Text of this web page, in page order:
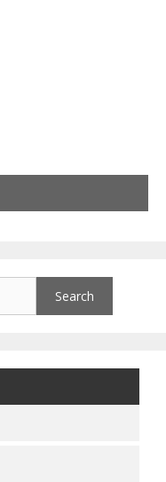
Search